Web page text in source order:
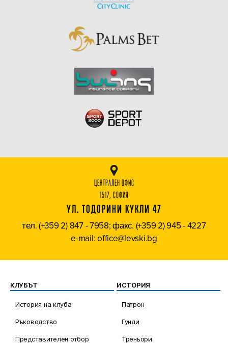
ЦЕНТРАЛЕН ОФИС
1517, СОФИЯ
УЛ. ТОДОРИНИ КУКЛИ 47
тел. (+359 2) 847 - 7958; факс. (+359 2) 945 - 4227
e-mail: office@levski.bg
КЛУБЪТ
История на клуба
Ръководство
Представителен отбор
ИСТОРИЯ
Патрон
Гунди
Треньори